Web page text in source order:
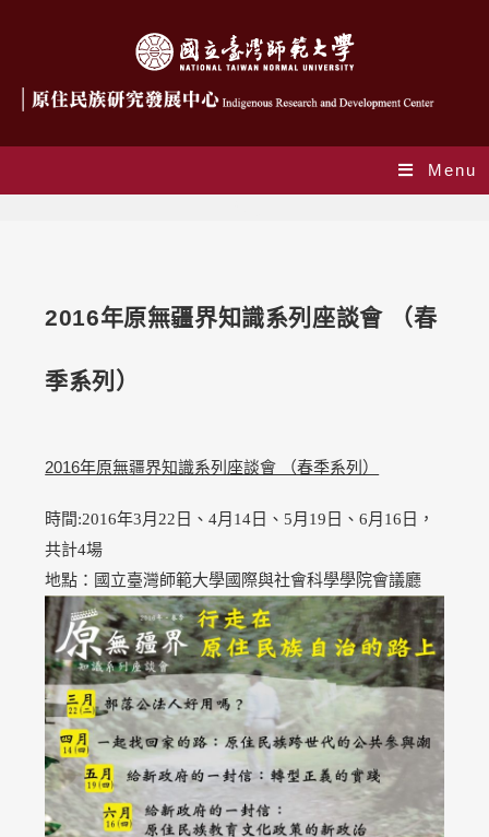
Menu
2016年原無疆界知識系列座談會 （春
季系列）
2016年原無疆界知識系列座談會 （春季系列）
時間:2016年3月22日、4月14日、5月19日、6月16日，
共計4場
地點： 國立臺灣師範大學國際與社會科學學院會議廳